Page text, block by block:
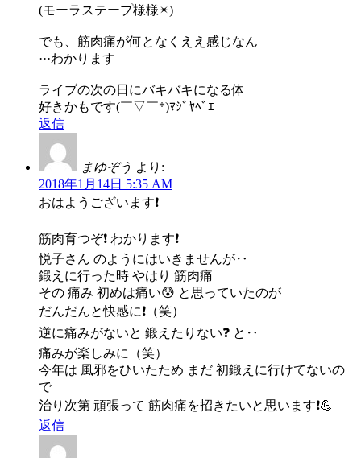
(モーラステープ様様✴)
でも、筋肉痛が何となくええ感じなん
···わかります
ライブの次の日にバキバキになる体
好きかもです(￣▽￣*)ﾏｼﾞﾔﾍﾞｴ
返信
まゆぞう より:
2018年1月14日 5:35 AM
おはようございます❗️
筋肉育つぞ❗️ わかります❗️
悦子さん のようにはいきませんが‥
鍛えに行った時 やはり 筋肉痛
その 痛み 初めは痛い😰 と思っていたのが
だんだんと快感に❗️（笑）
逆に痛みがないと 鍛えたりない❓ と‥
痛みが楽しみに（笑）
今年は 風邪をひいたため まだ 初鍛えに行けてないの
で
治り次第 頑張って 筋肉痛を招きたいと思います❗️💪
返信